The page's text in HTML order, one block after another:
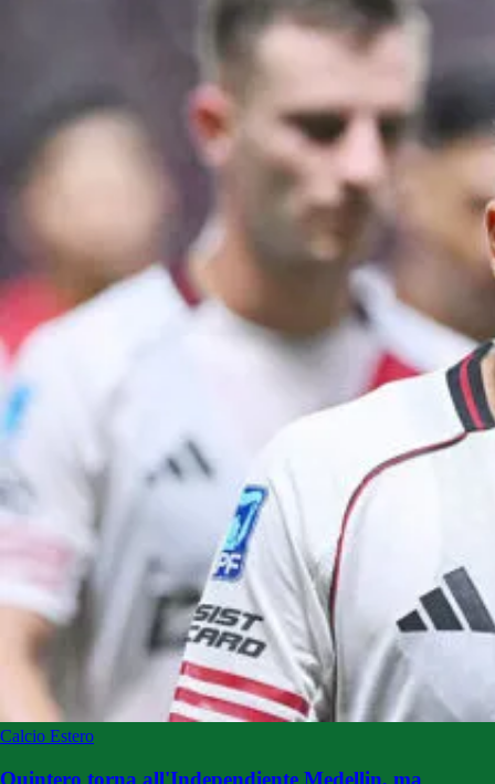
Calcio Estero
Quintero torna all'Independiente Medellin, ma